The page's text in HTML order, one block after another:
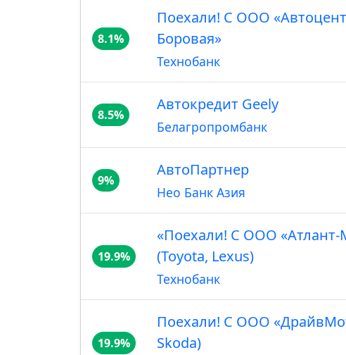
8.1%
Поехали! С ООО
Боровая»
Технобанк
8.5%
Автокредит Geely
Белагропромбанк
9%
АвтоПартнер
Нео Банк Азия
19.9%
«Поехали! С ООО «Атлант-
(Toyota, Lexus)
Технобанк
19.9%
Поехали! С ООО
Skoda)